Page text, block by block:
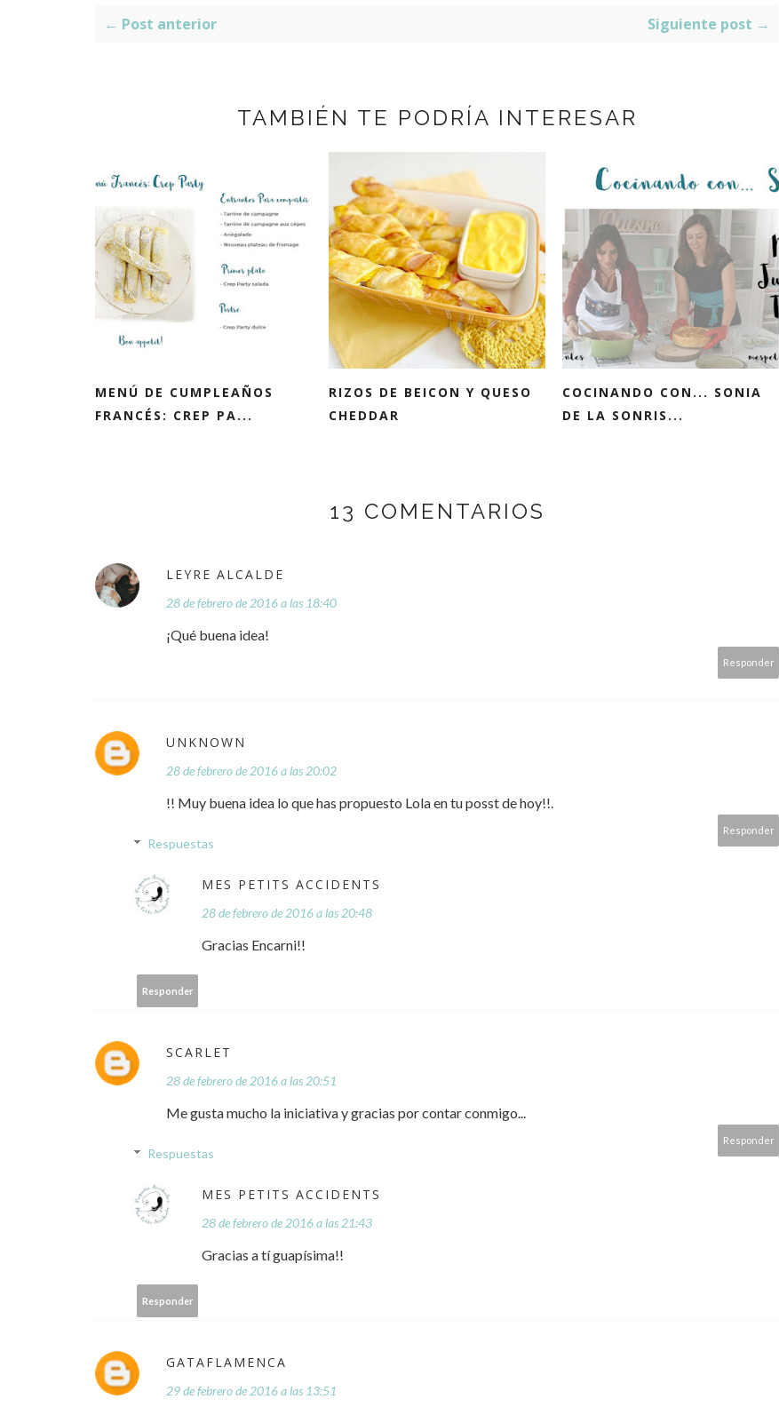
← Post anterior Siguiente post →
TAMBIÉN TE PODRÍA INTERESAR
MENÚ DE CUMPLEAÑOS
FRANCÉS: CREP PA...
RIZOS DE BEICON Y QUESO
CHEDDAR
COCINANDO CON... SONIA
DE LA SONRIS...
13 COMENTARIOS
LEYRE ALCALDE
28 de febrero de 2016 a las 18:40
¡Qué buena idea!
Responder
UNKNOWN
28 de febrero de 2016 a las 20:02
!! Muy buena idea lo que has propuesto Lola en tu posst de hoy!!.
Responder
Respuestas
MES PETITS ACCIDENTS
28 de febrero de 2016 a las 20:48
Gracias Encarni!!
Responder
SCARLET
28 de febrero de 2016 a las 20:51
Me gusta mucho la iniciativa y gracias por contar conmigo...
Responder
Respuestas
MES PETITS ACCIDENTS
28 de febrero de 2016 a las 21:43
Gracias a tí guapísima!!
Responder
GATAFLAMENCA
29 de febrero de 2016 a las 13:51